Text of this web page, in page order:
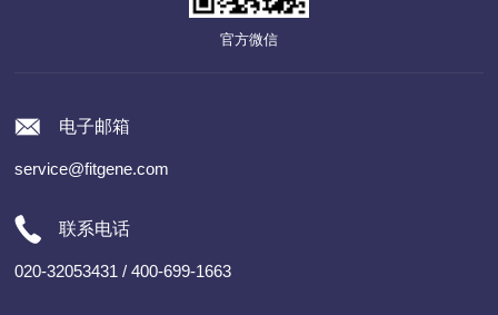
官方微信
电子邮箱
service@fitgene.com
联系电话
020-32053431 / 400-699-1663